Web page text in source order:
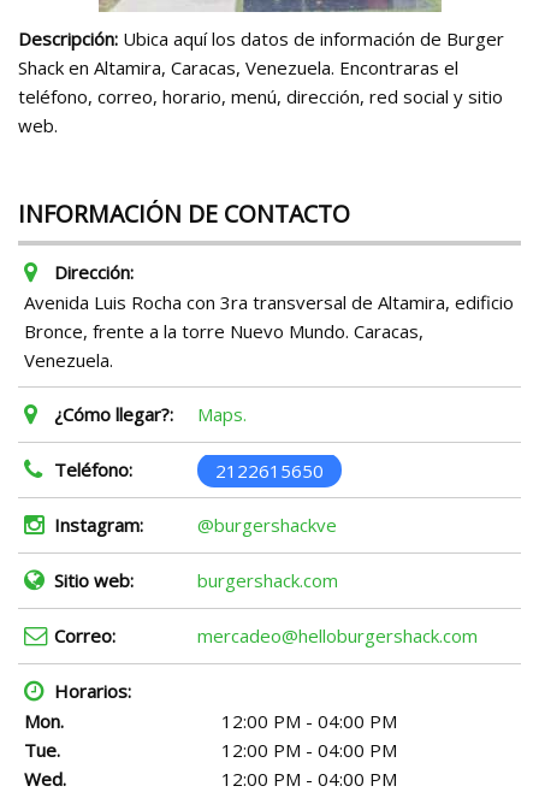
Descripción: Ubica aquí los datos de información de Burger
Shack en Altamira, Caracas, Venezuela. Encontraras el
teléfono, correo, horario, menú, dirección, red social y sitio
web.
INFORMACIÓN DE CONTACTO
Dirección:
Avenida Luis Rocha con 3ra transversal de Altamira, edificio
Bronce, frente a la torre Nuevo Mundo. Caracas,
Venezuela.
¿Cómo llegar?: Maps.
Teléfono: 2122615650
Instagram: @burgershackve
Sitio web: burgershack.com
Correo: mercadeo@helloburgershack.com
Horarios:
Mon.
12:00 PM - 04:00 PM
Tue.
12:00 PM - 04:00 PM
Wed.
12:00 PM - 04:00 PM